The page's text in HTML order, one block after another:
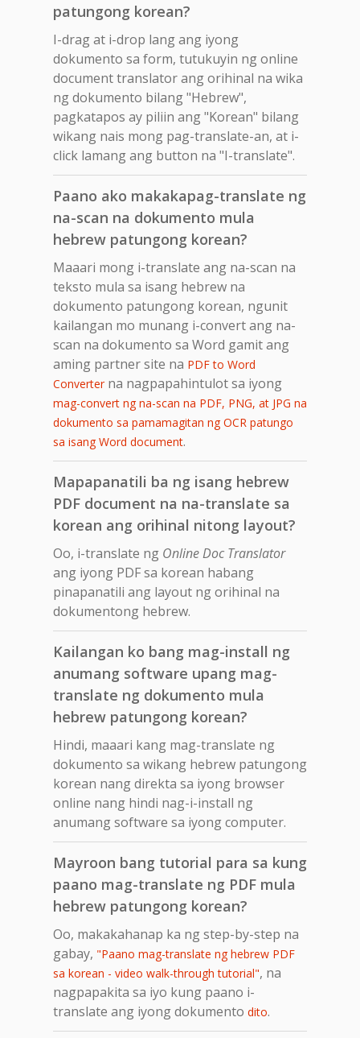
patungong korean?
I-drag at i-drop lang ang iyong
dokumento sa form, tutukuyin ng online
document translator ang orihinal na wika
ng dokumento bilang "Hebrew",
pagkatapos ay piliin ang "Korean" bilang
wikang nais mong pag-translate-an, at i-
click lamang ang button na "I-translate".
Paano ako makakapag-translate ng
na-scan na dokumento mula
hebrew patungong korean?
Maaari mong i-translate ang na-scan na
teksto mula sa isang hebrew na
dokumento patungong korean, ngunit
kailangan mo munang i-convert ang na-
scan na dokumento sa Word gamit ang
aming partner site na PDF to Word
Converterna nagpapahintulot sa iyong
mag-convert ng na-scan na PDF, PNG, at JPG na
dokumento sa pamamagitan ng OCR patungo
sa isang Word document.
Mapapanatili ba ng isang hebrew
PDF document na na-translate sa
korean ang orihinal nitong layout?
Oo, i-translate ng Online Doc Translator
ang iyong PDF sa korean habang
pinapanatili ang layout ng orihinal na
dokumentong hebrew.
Kailangan ko bang mag-install ng
anumang software upang mag-
translate ng dokumento mula
hebrew patungong korean?
Hindi, maaari kang mag-translate ng
dokumento sa wikang hebrew patungong
korean nang direkta sa iyong browser
online nang hindi nag-i-install ng
anumang software sa iyong computer.
Mayroon bang tutorial para sa kung
paano mag-translate ng PDF mula
hebrew patungong korean?
Oo, makakahanap ka ng step-by-step na
gabay, "Paano mag-translate ng hebrew PDF
sa korean - video walk-through tutorial", na
nagpapakita sa iyo kung paano i-
translate ang iyong dokumento dito.